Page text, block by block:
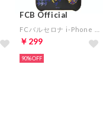
FCB Official
￥299
90%